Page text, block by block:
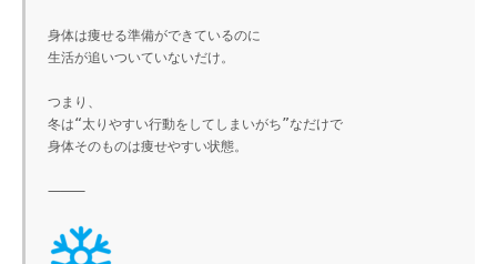
身体は痩せる準備ができているのに
生活が追いついていないだけ。
つまり、
冬は“太りやすい行動をしてしまいがち”なだけで
身体そのものは痩せやすい状態。
⸻